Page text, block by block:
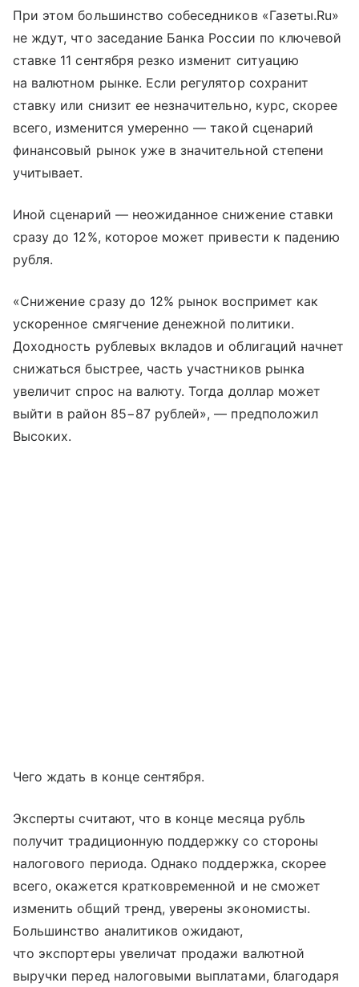
При этом большинство собеседников «Газеты.Ru»
не ждут, что заседание Банка России по ключевой
ставке 11 сентября резко изменит ситуацию
на валютном рынке. Если регулятор сохранит
ставку или снизит ее незначительно, курс, скорее
всего, изменится умеренно — такой сценарий
финансовый рынок уже в значительной степени
учитывает.
Иной сценарий — неожиданное снижение ставки
сразу до 12%, которое может привести к падению
рубля.
«Снижение сразу до 12% рынок воспримет как
ускоренное смягчение денежной политики.
Доходность рублевых вкладов и облигаций начнет
снижаться быстрее, часть участников рынка
увеличит спрос на валюту. Тогда доллар может
выйти в район 85−87 рублей», — предположил
Высоких.
Чего ждать в конце сентября.
Эксперты считают, что в конце месяца рубль
получит традиционную поддержку со стороны
налогового периода. Однако поддержка, скорее
всего, окажется кратковременной и не сможет
изменить общий тренд, уверены экономисты.
Большинство аналитиков ожидают,
что экспортеры увеличат продажи валютной
выручки перед налоговыми выплатами, благодаря